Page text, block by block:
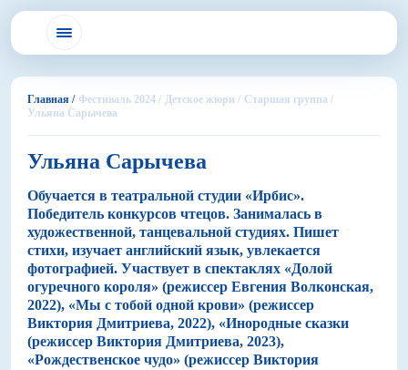
Главная / Фестиваль 2024 / Детское жюри / Старшая группа /
Ульяна Сарычева
Ульяна Сарычева
Обучается в театральной студии «Ирбис».
Победитель конкурсов чтецов. Занималась в
художественной, танцевальной студиях. Пишет
стихи, изучает английский язык, увлекается
фотографией. Участвует в спектаклях «Долой
огуречного короля» (режиссер Евгения Волконская,
2022), «Мы с тобой одной крови» (режиссер
Виктория Дмитриева, 2022), «Инородные сказки
(режиссер Виктория Дмитриева, 2023),
«Рождественское чудо» (режиссер Виктория